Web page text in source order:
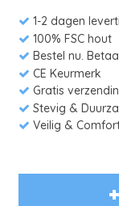
1-2 dagen
100% FSC hout
Bestel nu.
CE Keurmerk
Gratis
Stevig &
Veilig &